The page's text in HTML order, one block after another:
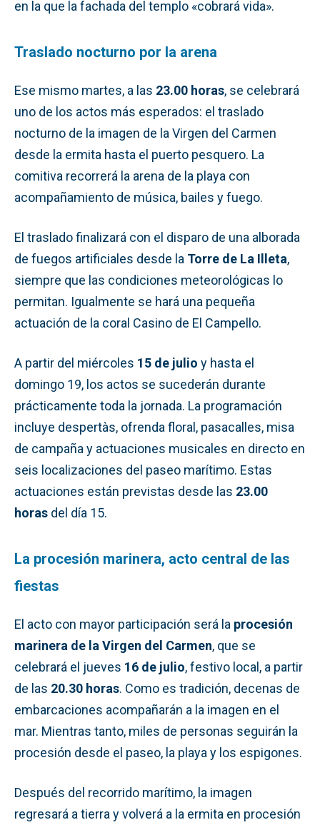
en la que la fachada del templo «cobrará vida».
Traslado nocturno por la arena
Ese mismo martes, a las 23.00 horas, se celebrará
uno de los actos más esperados: el traslado
nocturno de la imagen de la Virgen del Carmen
desde la ermita hasta el puerto pesquero. La
comitiva recorrerá la arena de la playa con
acompañamiento de música, bailes y fuego.
El traslado finalizará con el disparo de una alborada
de fuegos artificiales desde la Torre de La Illeta,
siempre que las condiciones meteorológicas lo
permitan. Igualmente se hará una pequeña
actuación de la coral Casino de El Campello.
A partir del miércoles 15 de julio y hasta el
domingo 19, los actos se sucederán durante
prácticamente toda la jornada. La programación
incluye despertàs, ofrenda floral, pasacalles, misa
de campaña y actuaciones musicales en directo en
seis localizaciones del paseo marítimo. Estas
actuaciones están previstas desde las 23.00
horas del día 15.
La procesión marinera, acto central de las
fiestas
El acto con mayor participación será la procesión
marinera de la Virgen del Carmen, que se
celebrará el jueves 16 de julio, festivo local, a partir
de las 20.30 horas. Como es tradición, decenas de
embarcaciones acompañarán a la imagen en el
mar. Mientras tanto, miles de personas seguirán la
procesión desde el paseo, la playa y los espigones.
Después del recorrido marítimo, la imagen
regresará a tierra y volverá a la ermita en procesión